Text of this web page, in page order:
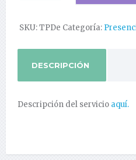
cantidad
SKU:TPDe Categoría:
DESCRIPCIÓN
Descripción del servicio aquí.